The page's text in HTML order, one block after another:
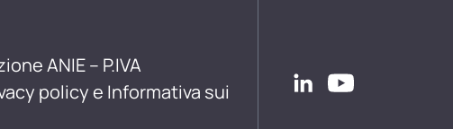
ANIE – P.IVA
policy e Informativa sui